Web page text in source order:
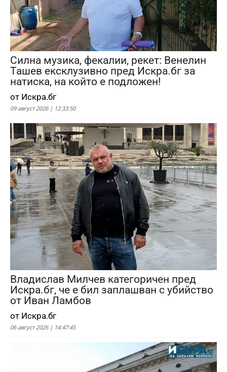
Силна музика, фекалии, рекет: Венелин
Ташев ексклузивно пред Искра.бг за
натиска, на който е подложен!
от Искра.бг
09 август 2026 | 12:33:50
Владислав Милчев категоричен пред
Искра.бг, че е бил заплашван с убийство
от Иван Ламбов
от Искра.бг
06 август 2026 | 14:47:45